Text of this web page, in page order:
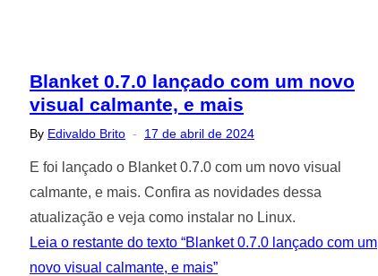
Blanket 0.7.0 lançado com um novo
visual calmante, e mais
By Edivaldo Brito
Posted
17 de abril de 2024
E foi lançado o Blanket 0.7.0 com um novo visual
calmante, e mais. Confira as novidades dessa
atualização e veja como instalar no Linux.
Leia o restante do texto “Blanket 0.7.0 lançado com um
novo visual calmante, e mais”